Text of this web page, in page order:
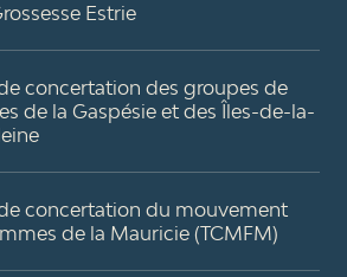
Estrie
concertation des groupes de
de la Gaspésie et des Îles-de-la-
concertation du mouvement
de la Mauricie (TCMFM)